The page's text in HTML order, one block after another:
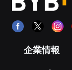
企業情報